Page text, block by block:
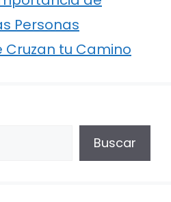
Personas
Cruzan tu Camino
Buscar